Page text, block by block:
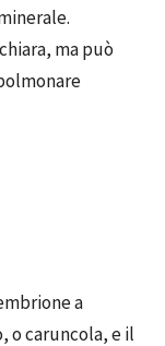
ma può
a
o caruncola, e il